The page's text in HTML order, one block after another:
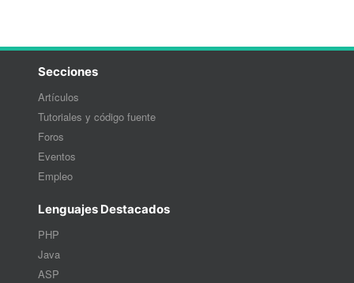
Secciones
Artículos
Tutoriales y código fuente
Foros
Eventos
Empleo
Lenguajes Destacados
PHP
Java
ASP